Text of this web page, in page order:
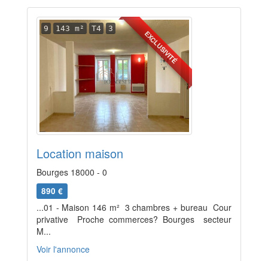
EXCLUSIVITÉ
9 143 m² T4 3
Location maison
Bourges 18000 - 0
890 €
...01 - Maison 146 m²  3 chambres + bureau  Cour
privative  Proche commerces? Bourges  secteur
M...
Voir l'annonce